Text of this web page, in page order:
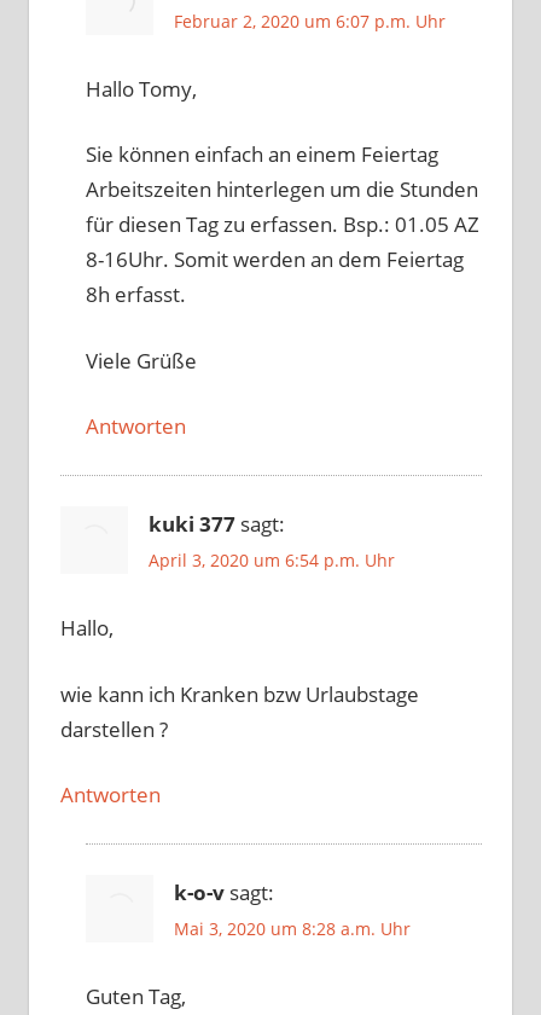
Februar 2, 2020 um 6:07 p.m. Uhr
Hallo Tomy,
Sie können einfach an einem Feiertag
Arbeitszeiten hinterlegen um die Stunden
für diesen Tag zu erfassen. Bsp.: 01.05 AZ
8-16Uhr. Somit werden an dem Feiertag
8h erfasst.
Viele Grüße
Antworten
kuki 377 sagt:
April 3, 2020 um 6:54 p.m. Uhr
Hallo,
wie kann ich Kranken bzw Urlaubstage
darstellen ?
Antworten
k-o-v sagt:
Mai 3, 2020 um 8:28 a.m. Uhr
Guten Tag,